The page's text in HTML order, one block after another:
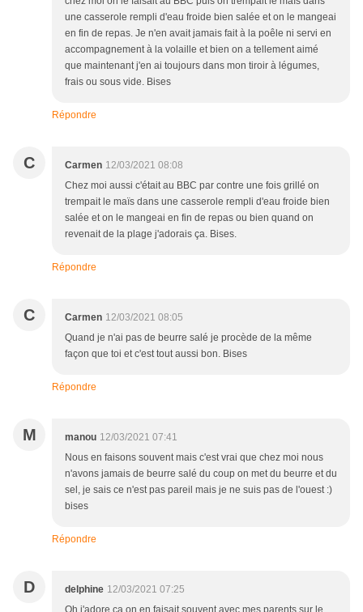
une casserole rempli d'eau froide bien salée et on le mangeai
en fin de repas. Je n'en avait jamais fait à la poêle ni servi en
accompagnement à la volaille et bien on a tellement aimé
que maintenant j'en ai toujours dans mon tiroir à légumes,
frais ou sous vide. Bises
Répondre
C Carmen 12/03/2021 08:08
Chez moi aussi c'était au BBC par contre une fois grillé on
trempait le maïs dans une casserole rempli d'eau froide bien
salée et on le mangeai en fin de repas ou bien quand on
revenait de la plage j'adorais ça. Bises.
Répondre
C Carmen 12/03/2021 08:05
Quand je n'ai pas de beurre salé je procède de la même
façon que toi et c'est tout aussi bon. Bises
Répondre
M manou 12/03/2021 07:41
Nous en faisons souvent mais c'est vrai que chez moi nous
n'avons jamais de beurre salé du coup on met du beurre et du
sel, je sais ce n'est pas pareil mais je ne suis pas de l'ouest :)
bises
Répondre
D delphine 12/03/2021 07:25
Oh j'adore ça on en faisait souvent avec mes parents sur le